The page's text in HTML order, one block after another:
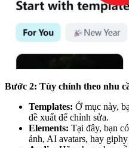
Bước 2: Tùy chỉnh theo nhu
Templates: Ở mục này,
đề xuất để chỉnh sửa.
Elements: Tại đây, bạn
ảnh, AI avatars, hay